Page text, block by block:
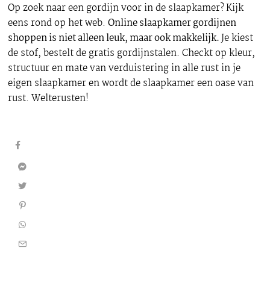
Op zoek naar een gordijn voor in de slaapkamer?Kijk
eens rond op het web.Online slaapkamer gordijnen
shoppen is niet alleen leuk, maar ook makkelijk.Je kiest
de stof, bestelt de gratis gordijnstalen. Checkt op kleur,
structuur en mate van verduistering in alle rust in je
eigen slaapkamer en wordt de slaapkamer een oase van
rust. Welterusten!